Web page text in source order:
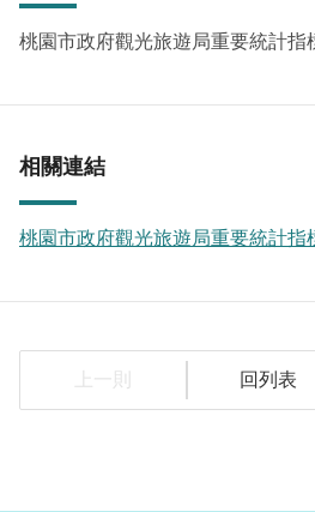
桃園市政府觀光旅遊局重要統計指
相關連結
桃園市政府觀光旅遊局重要統計指
回列表